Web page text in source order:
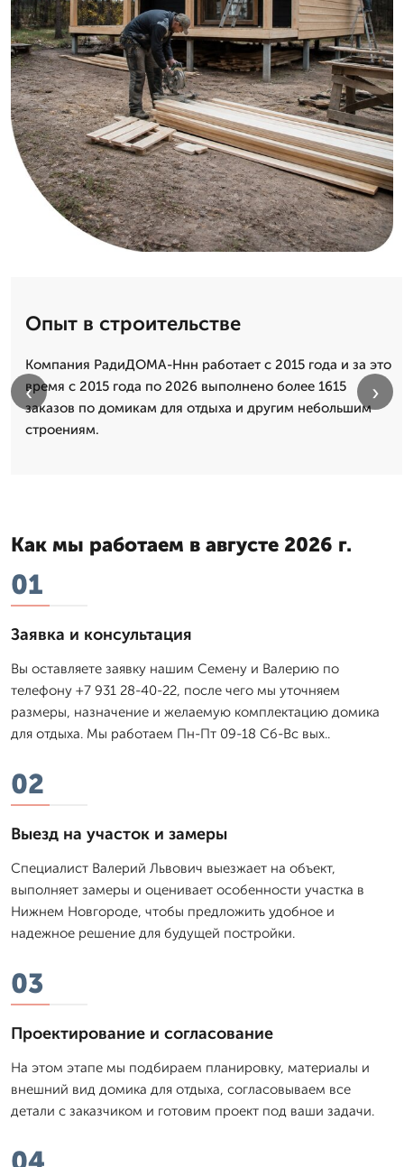
Опыт в строительстве
Компания РадиДОМА-Ннн работает с 2015 года и за это
время с 2015 года по 2026 выполнено более 1615
заказов по домикам для отдыха и другим небольшим
строениям.
‹ ›
Как мы работаем в августе 2026 г.
01
Заявка и консультация
Вы оставляете заявку нашим Семену и Валерию по
телефону +7 931 28-40-22, после чего мы уточняем
размеры, назначение и желаемую комплектацию домика
для отдыха. Мы работаем Пн-Пт 09-18 Сб-Вс вых..
02
Выезд на участок и замеры
Специалист Валерий Львович выезжает на объект,
выполняет замеры и оценивает особенности участка в
Нижнем Новгороде, чтобы предложить удобное и
надежное решение для будущей постройки.
03
Проектирование и согласование
На этом этапе мы подбираем планировку, материалы и
внешний вид домика для отдыха, согласовываем все
детали с заказчиком и готовим проект под ваши задачи.